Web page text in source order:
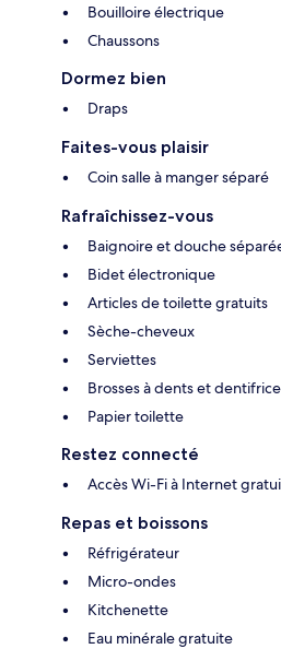
Bouilloire électrique
Chaussons
Dormez bien
Draps
Faites-vous plaisir
Coin salle à manger séparé
Rafraîchissez-vous
Baignoire et douche
Bidet électronique
Articles de toilette gratuits
Sèche-cheveux
Serviettes
Brosses à dents et dentifrice
Papier toilette
Restez connecté
Accès Wi-Fi à Internet
Repas et boissons
Réfrigérateur
Micro-ondes
Kitchenette
Eau minérale gratuite